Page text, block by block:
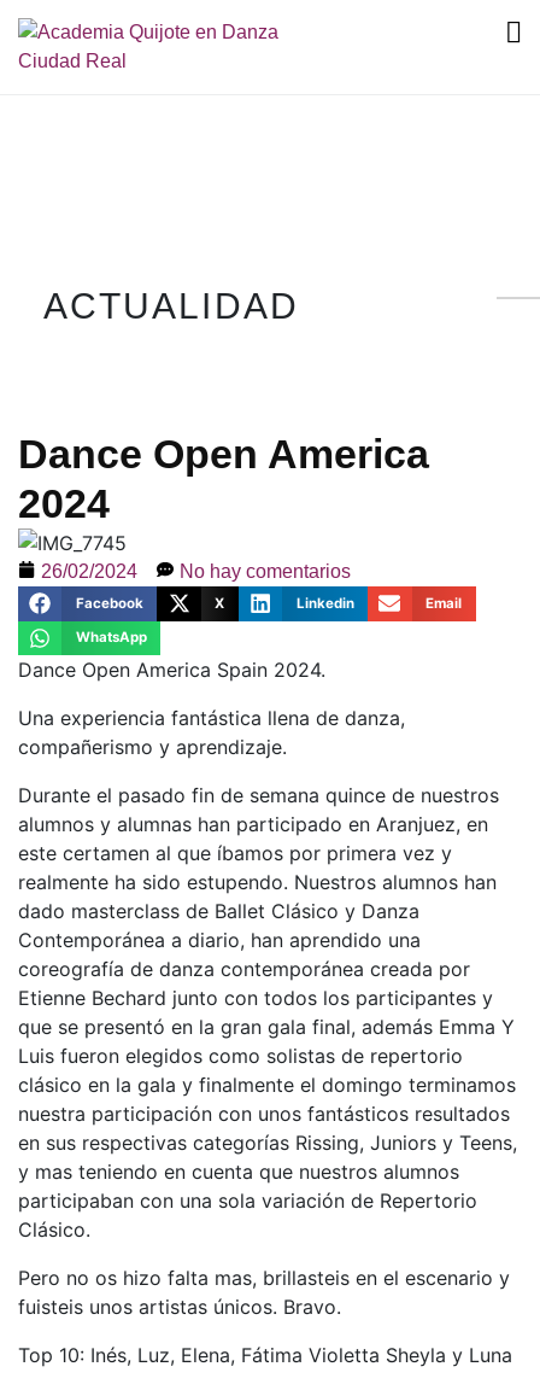
ACTUALIDAD
Dance Open America
2024
26/02/2024 No hay comentarios
Facebook X Linkedin Email
WhatsApp
Dance Open America Spain 2024.
Una experiencia fantástica llena de danza,
compañerismo y aprendizaje.
Durante el pasado fin de semana quince de nuestros
alumnos y alumnas han participado en Aranjuez, en
este certamen al que íbamos por primera vez y
realmente ha sido estupendo. Nuestros alumnos han
dado masterclass de Ballet Clásico y Danza
Contemporánea a diario, han aprendido una
coreografía de danza contemporánea creada por
Etienne Bechard junto con todos los participantes y
que se presentó en la gran gala final, además Emma Y
Luis fueron elegidos como solistas de repertorio
clásico en la gala y finalmente el domingo terminamos
nuestra participación con unos fantásticos resultados
en sus respectivas categorías Rissing, Juniors y Teens,
y mas teniendo en cuenta que nuestros alumnos
participaban con una sola variación de Repertorio
Clásico.
Pero no os hizo falta mas, brillasteis en el escenario y
fuisteis unos artistas únicos. Bravo.
Top 10: Inés, Luz, Elena, Fátima Violetta Sheyla y Luna